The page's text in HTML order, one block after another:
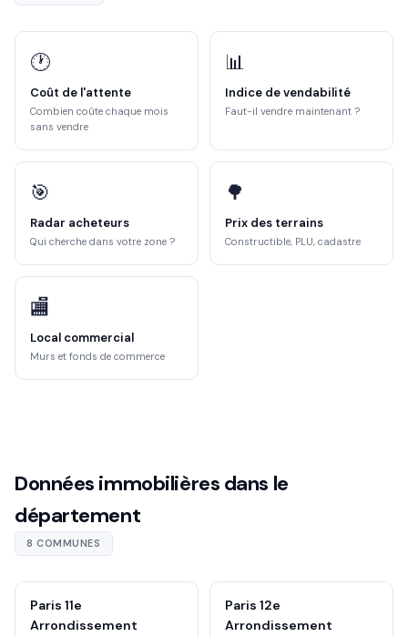
🕐
Coût de l'attente
Combien coûte chaque mois
sans vendre
📊
Indice de vendabilité
Faut-il vendre maintenant ?
🎯
Radar acheteurs
Qui cherche dans votre zone ?
🌳
Prix des terrains
Constructible, PLU, cadastre
🏬
Local commercial
Murs et fonds de commerce
Données immobilières dans le
département
8 COMMUNES
Paris 11e
Arrondissement
Paris 12e
Arrondissement